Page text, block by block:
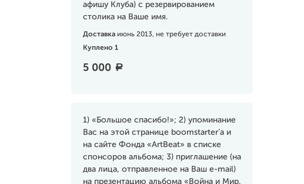
афишу Клуба) с резервированием
столика на Ваше имя.
Доставка июнь 2013, не требует доставки
Куплено 1
5 000 a
1) «Большое спасибо!»; 2) упоминание
Вас на этой странице boomstarter’a и
на сайте Фонда «ArtBeat» в списке
спонсоров альбома; 3) приглашение (на
два лица, отправленное на Ваш e-mail)
на презентацию альбома «Война и Мир.